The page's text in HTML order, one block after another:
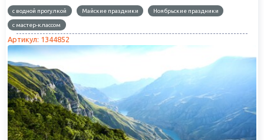
с водной прогулкой Майские праздники Ноябрьские праздники
с мастер-классом
Артикул: 1344852